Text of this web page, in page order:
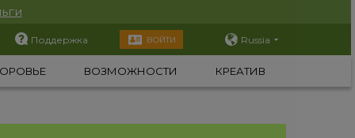
Поддержка ВОЙТИ Russia
ВОЗМОЖНОСТИ КРЕАТИВ